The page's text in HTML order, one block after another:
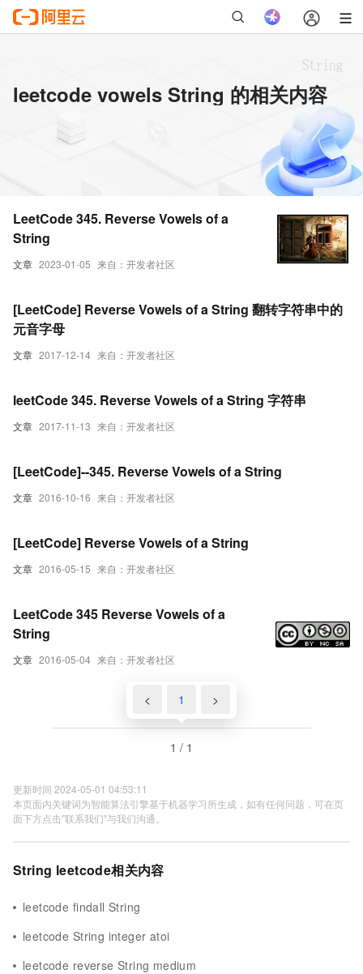
leetcode vowels String 的相关内容
文章 2023-01-05 来自：开发者社区
LeetCode 345. Reverse Vowels of a
String
文章 2017-12-14 来自：开发者社区
[LeetCode] Reverse Vowels of a String 翻转字符串中的
元音字母
文章 2017-11-13 来自：开发者社区
leetCode 345. Reverse Vowels of a String 字符串
文章 2016-10-16 来自：开发者社区
[LeetCode]--345. Reverse Vowels of a String
文章 2016-05-15 来自：开发者社区
[LeetCode] Reverse Vowels of a String
文章 2016-05-04 来自：开发者社区
LeetCode 345 Reverse Vowels of a
String
< 1 >
1 / 1
更新时间 2024-05-01 04:53:11
本页面内关键词为智能算法引擎基于机器学习所生成，如有任何问题，可在页
面下方点击"联系我们"与我们沟通。
String leetcode相关内容
leetcode findall String
leetcode String integer atoi
leetcode reverse String medium